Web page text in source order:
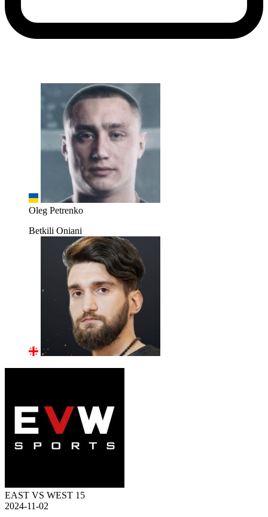
Oleg Petrenko
Betkili Oniani
EAST VS WEST 15
2024-11-02